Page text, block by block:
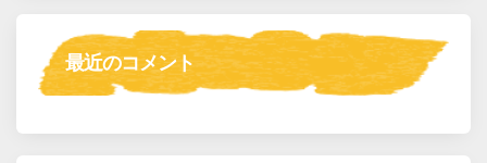
最近のコメント